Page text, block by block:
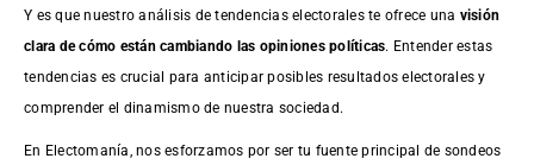
Y es que nuestro análisis de tendencias electorales te ofrece una visión
clara de cómo están cambiando las opiniones políticas. Entender estas
tendencias es crucial para anticipar posibles resultados electorales y
comprender el dinamismo de nuestra sociedad.
En Electomanía, nos esforzamos por ser tu fuente principal de sondeos